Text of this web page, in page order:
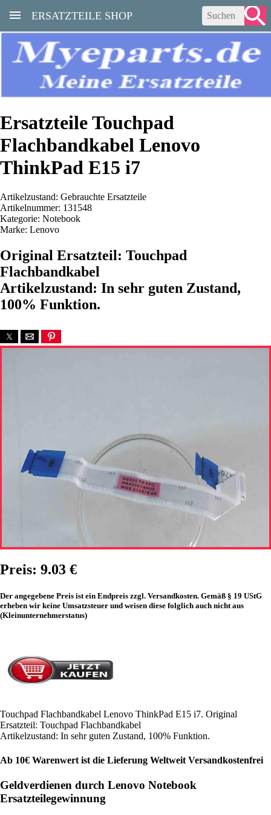
ERSATZTEILE SHOP
Ersatzteile Touchpad
Flachbandkabel Lenovo
ThinkPad E15 i7
Artikelzustand: Gebrauchte Ersatzteile
Artikelnummer: 131548
Kategorie: Notebook
Marke: Lenovo
Original Ersatzteil: Touchpad
Flachbandkabel
Artikelzustand: In sehr guten Zustand,
100% Funktion.
Preis: 9.03 €
Der angegebene Preis ist ein Endpreis zzgl. Versandkosten. Gemäß § 19 UStG
erheben wir keine Umsatzsteuer und weisen diese folglich auch nicht aus
(Kleinunternehmerstatus)
Touchpad Flachbandkabel Lenovo ThinkPad E15 i7. Original
Ersatzteil: Touchpad Flachbandkabel
Artikelzustand: In sehr guten Zustand, 100% Funktion.
Ab 10€ Warenwert ist die Lieferung Weltweit Versandkostenfrei
Geldverdienen durch Lenovo Notebook
Ersatzteilegewinnung